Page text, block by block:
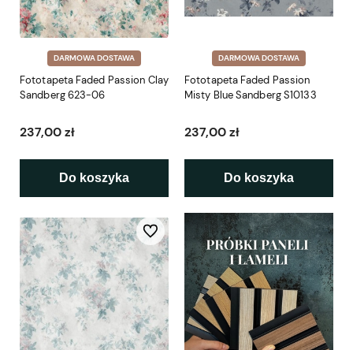
DARMOWA DOSTAWA
Fototapeta Faded Passion Clay
Sandberg 623-06
237,00 zł
Do koszyka
DARMOWA DOSTAWA
Fototapeta Faded Passion
Misty Blue Sandberg S10133
237,00 zł
Do koszyka
Do ulubionych